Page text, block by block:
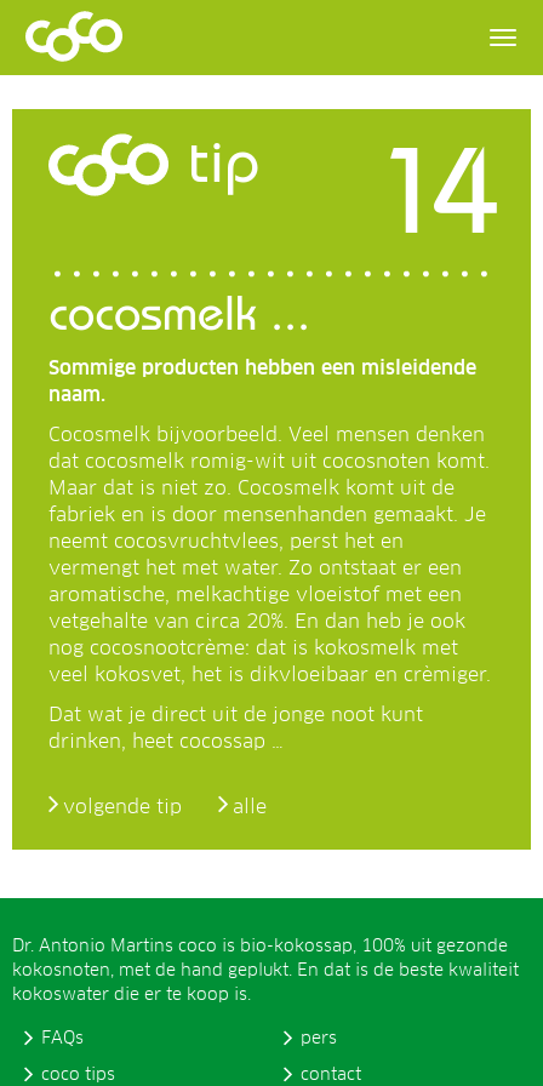
tip 14
cocosmelk ...
Sommige producten hebben een misleidende
naam.
Cocosmelk bijvoorbeeld. Veel mensen denken
dat cocosmelk romig-wit uit cocosnoten komt.
Maar dat is niet zo. Cocosmelk komt uit de
fabriek en is door mensenhanden gemaakt. Je
neemt cocosvruchtvlees, perst het en
vermengt het met water. Zo ontstaat er een
aromatische, melkachtige vloeistof met een
vetgehalte van circa 20%. En dan heb je ook
nog cocosnootcrème: dat is kokosmelk met
veel kokosvet, het is dikvloeibaar en crèmiger.
Dat wat je direct uit de jonge noot kunt
drinken, heet cocossap …
volgende tip alle
Dr. Antonio Martins coco is bio-kokossap, 100% uit gezonde
kokosnoten, met de hand geplukt. En dat is de beste kwaliteit
kokoswater die er te koop is.
FAQs
coco tips
pers
contact